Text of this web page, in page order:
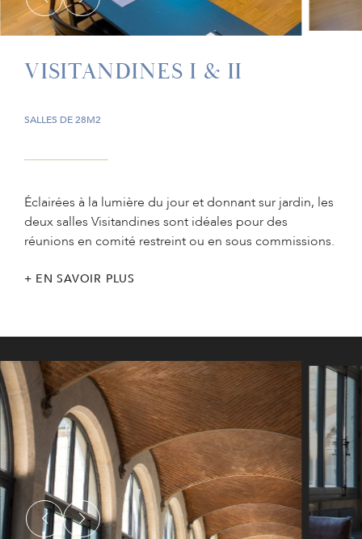
VISITANDINES I & II
SALLES DE 28M2
Éclairées à la lumière du jour et donnant sur jardin, les
deux salles Visitandines sont idéales pour des
réunions en comité restreint ou en sous commissions.
EN SAVOIR PLUS